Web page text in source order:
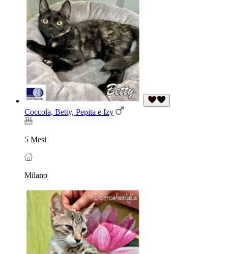
Coccola, Betty, Pepita e Izy
5 Mesi
Milano